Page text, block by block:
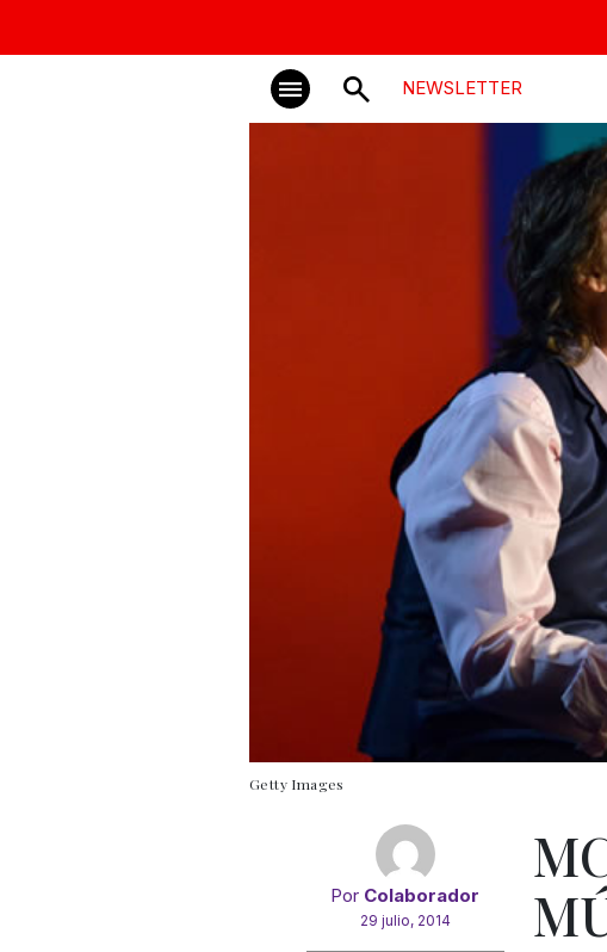
NEWSLETTER
Getty Images
Por Colaborador
29 julio, 2014